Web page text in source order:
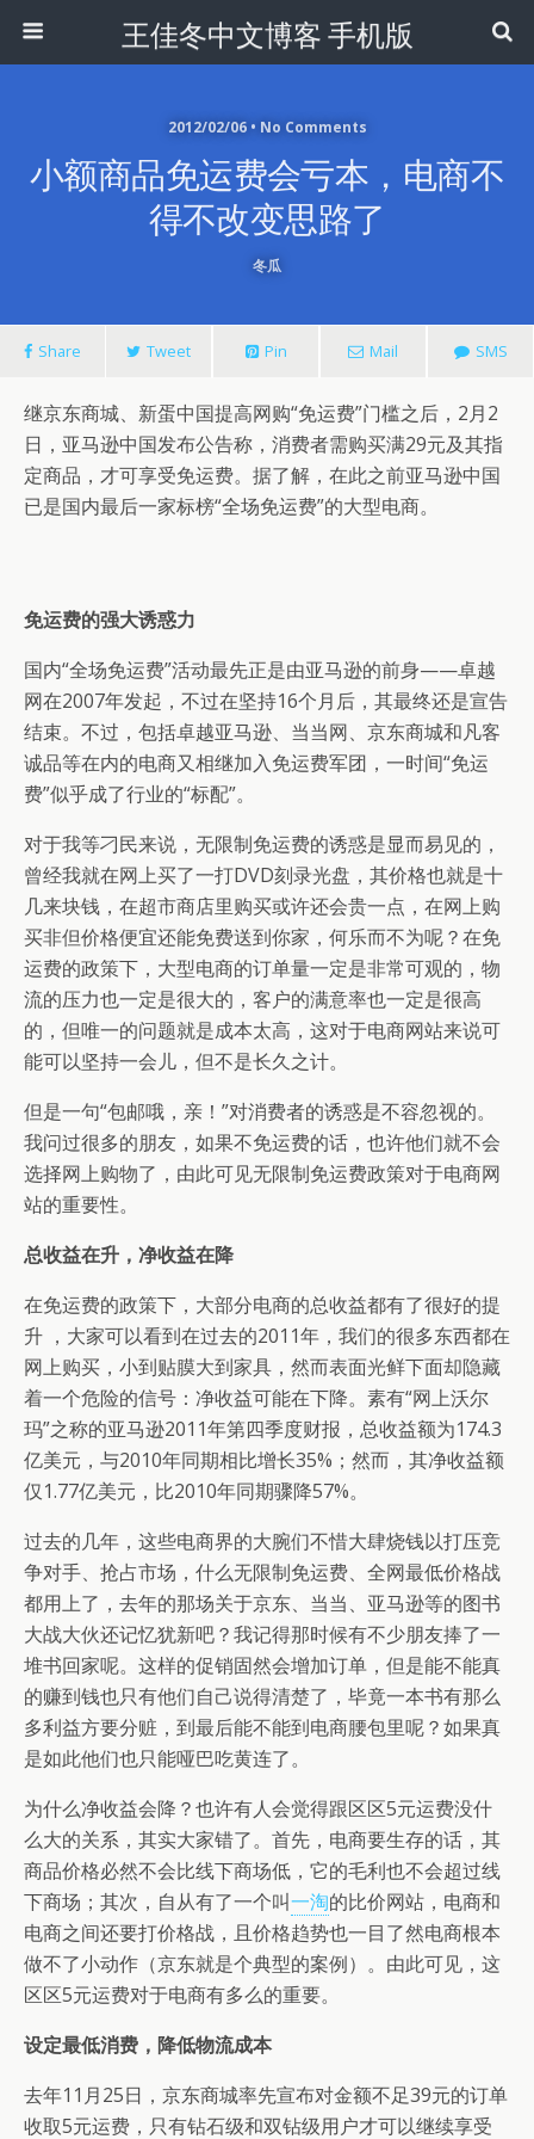
王佳冬中文博客 手机版
2012/02/06 • No Comments
小额商品免运费会亏本，电商不
得不改变思路了
冬瓜
Share Tweet Pin Mail SMS
继京东商城、新蛋中国提高网购“免运费”门槛之后，2月2
日，亚马逊中国发布公告称，消费者需购买满29元及其指
定商品，才可享受免运费。据了解，在此之前亚马逊中国
已是国内最后一家标榜“全场免运费”的大型电商。
免运费的强大诱惑力
国内“全场免运费”活动最先正是由亚马逊的前身——卓越
网在2007年发起，不过在坚持16个月后，其最终还是宣告
结束。不过，包括卓越亚马逊、当当网、京东商城和凡客
诚品等在内的电商又相继加入免运费军团，一时间“免运
费”似乎成了行业的“标配”。
对于我等刁民来说，无限制免运费的诱惑是显而易见的，
曾经我就在网上买了一打DVD刻录光盘，其价格也就是十
几来块钱，在超市商店里购买或许还会贵一点，在网上购
买非但价格便宜还能免费送到你家，何乐而不为呢？在免
运费的政策下，大型电商的订单量一定是非常可观的，物
流的压力也一定是很大的，客户的满意率也一定是很高
的，但唯一的问题就是成本太高，这对于电商网站来说可
能可以坚持一会儿，但不是长久之计。
但是一句“包邮哦，亲！”对消费者的诱惑是不容忽视的。
我问过很多的朋友，如果不免运费的话，也许他们就不会
选择网上购物了，由此可见无限制免运费政策对于电商网
站的重要性。
总收益在升，净收益在降
在免运费的政策下，大部分电商的总收益都有了很好的提
升 ，大家可以看到在过去的2011年，我们的很多东西都在
网上购买，小到贴膜大到家具，然而表面光鲜下面却隐藏
着一个危险的信号：净收益可能在下降。素有“网上沃尔
玛”之称的亚马逊2011年第四季度财报，总收益额为174.3
亿美元，与2010年同期相比增长35%；然而，其净收益额
仅1.77亿美元，比2010年同期骤降57%。
过去的几年，这些电商界的大腕们不惜大肆烧钱以打压竞
争对手、抢占市场，什么无限制免运费、全网最低价格战
都用上了，去年的那场关于京东、当当、亚马逊等的图书
大战大伙还记忆犹新吧？我记得那时候有不少朋友捧了一
堆书回家呢。这样的促销固然会增加订单，但是能不能真
的赚到钱也只有他们自己说得清楚了，毕竟一本书有那么
多利益方要分赃，到最后能不能到电商腰包里呢？如果真
是如此他们也只能哑巴吃黄连了。
为什么净收益会降？也许有人会觉得跟区区5元运费没什
么大的关系，其实大家错了。首先，电商要生存的话，其
商品价格必然不会比线下商场低，它的毛利也不会超过线
下商场；其次，自从有了一个叫一淘的比价网站，电商和
电商之间还要打价格战，且价格趋势也一目了然电商根本
做不了小动作（京东就是个典型的案例）。由此可见，这
区区5元运费对于电商有多么的重要。
设定最低消费，降低物流成本
去年11月25日，京东商城率先宣布对金额不足39元的订单
收取5元运费，只有钻石级和双钻级用户才可以继续享受